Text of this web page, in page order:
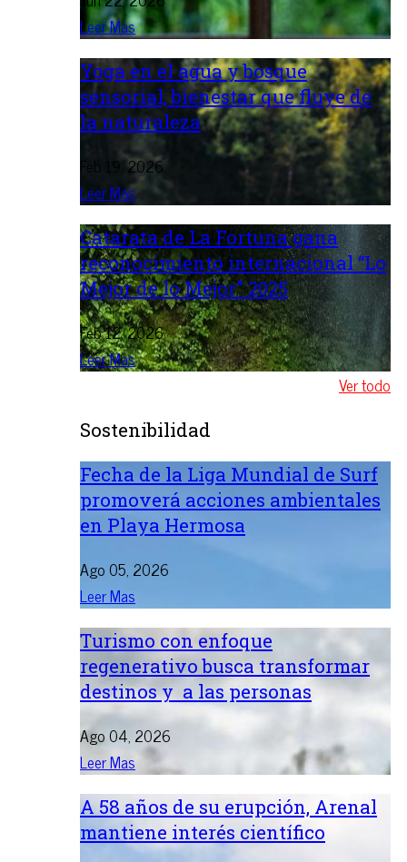
Leer Mas
Yoga en el agua y bosque
sensorial, bienestar que fluye de
la naturaleza
Feb 19, 2026
Leer Mas
Catarata de La Fortuna gana
reconocimiento internacional “Lo
Mejor de lo Mejor” 2025
Feb 12, 2026
Leer Mas
Ver todo
Sostenibilidad
Fecha de la Liga Mundial de Surf
promoverá acciones ambientales
en Playa Hermosa
Ago 05, 2026
Leer Mas
Turismo con enfoque
regenerativo busca transformar
destinos y a las personas
Ago 04, 2026
Leer Mas
A 58 años de su erupción, Arenal
mantiene interés científico